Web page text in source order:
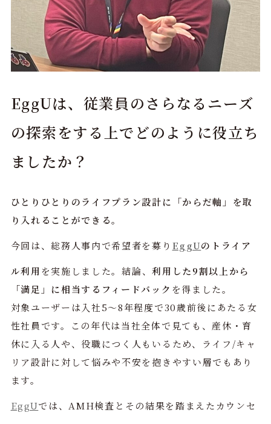
EggUは、従業員のさらなるニーズ
の探索をする上でどのように役立ち
ましたか？
ひとりひとりのライフプラン設計に「からだ軸」を取
り入れることができる。
今回は、総務人事内で希望者を募り EggUのトライア
ル利用を実施しました。結論、利用した9割以上から
「満足」に相当するフィードバック を得ました。
対象ユーザーは入社5〜8年程度で30歳前後にあたる女
性社員です。この年代は当社全体で見ても、産休・育
休に入る人や、役職につく人もいるため、ライフ/キャ
リア設計に対して悩みや不安を抱きやすい層でもあり
ます。
EggUでは、AMH検査とその結果を踏まえたカウンセ